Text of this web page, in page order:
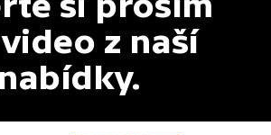
z naší
nabídky.